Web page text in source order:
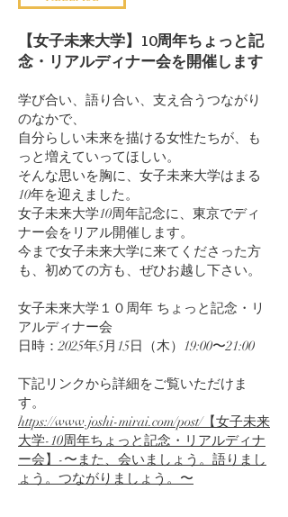
【女子未来大学】10周年ちょっと記
念・リアルディナー会を開催します
学び合い、語り合い、支え合うつながり
のなかで、
自分らしい未来を描ける女性たちが、も
っと増えていってほしい。
そんな思いを胸に、女子未来大学はまる
10年を迎えました。
女子未来大学10周年記念に、東京でディ
ナー会をリアル開催します。
今まで女子未来大学に来てくださった方
も、初めての方も、ぜひお越し下さい。
女子未来大学１０周年 ちょっと記念・リ
アルディナー会
日時：2025年5月15日（木）19:00〜21:00
下記リンクから詳細をご覧いただけま
す。
https://www.joshi-mirai.com/post/【女子未来
大学-10周年ちょっと記念・リアルディナ
ー会】-〜また、会いましょう。語りまし
ょう。つながりましょう。〜